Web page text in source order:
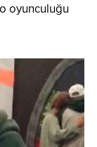
oyunculuğu